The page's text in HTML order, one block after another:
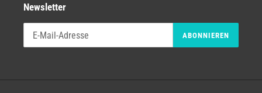
Newsletter
ABONNIEREN